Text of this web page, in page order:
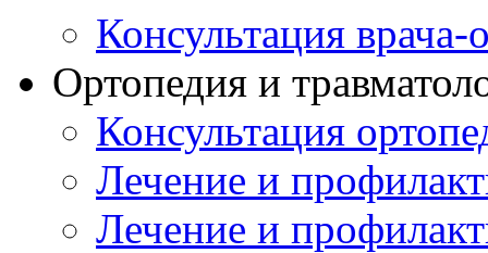
Консультация врача-
Ортопедия и
Консультация
Лечение и
Лечение и